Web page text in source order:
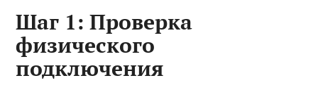
Шаг 1: Проверка
физического
подключения